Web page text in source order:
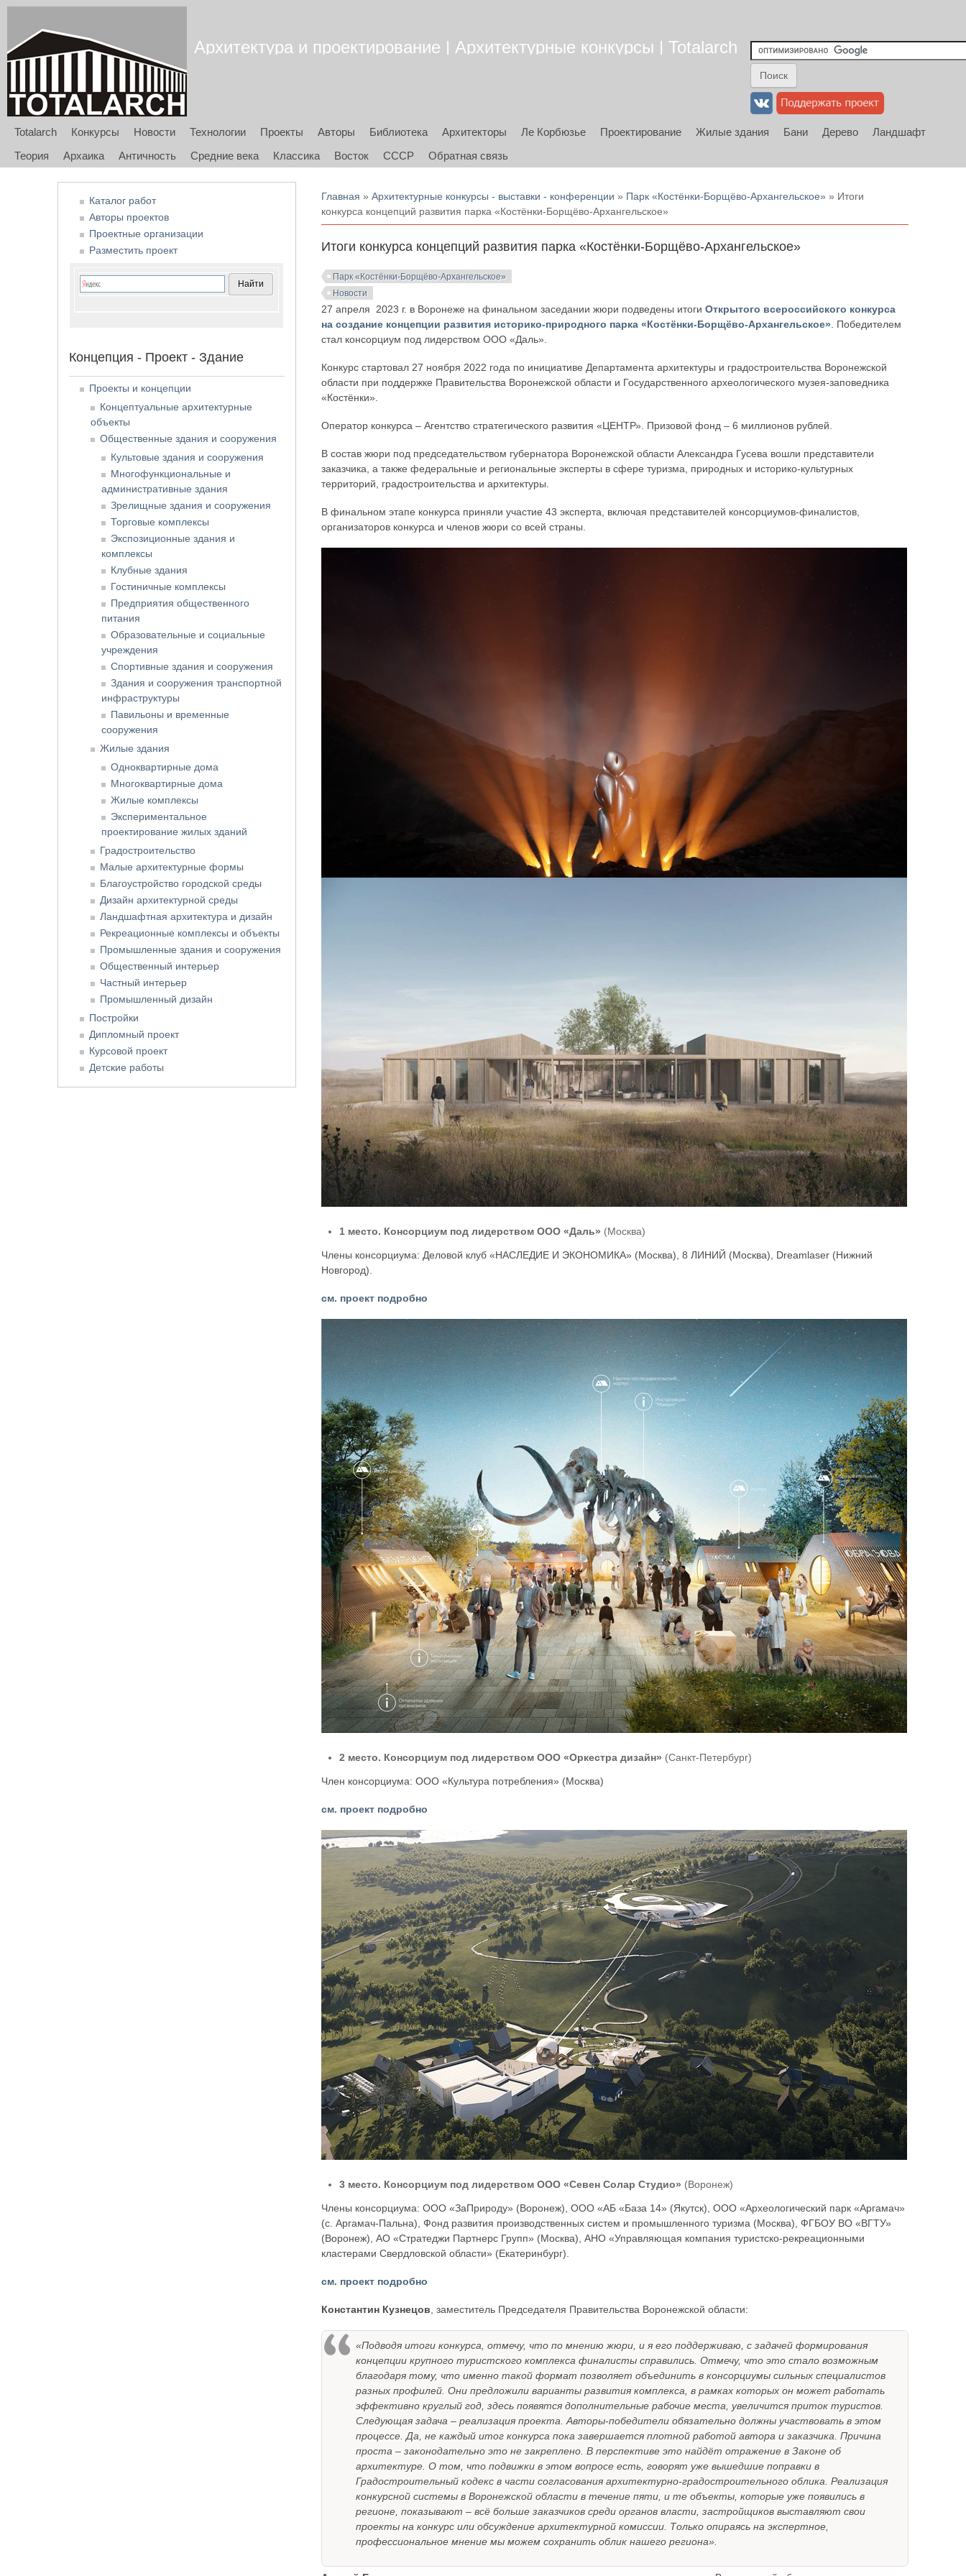
Архитектура и проектирование | Архитектурные конкурсы | Totalarch
Totalarch Конкурсы Новости Технологии Проекты Авторы Библиотека Архитекторы Ле Корбюзье Проектирование Жилые здания Бани Дерево
Ландшафт
Теория
Архаика Античность Средние века Классика Восток СССР Обратная связь
Вы здесь
Главная »Архитектурные конкурсы - выставки - конференции » Парк «Костёнки-Борщёво-Архангельское» » Итоги
конкурса концепций развития парка «Костёнки-Борщёво-Архангельское»
Итоги конкурса концепций развития парка «Костёнки-Борщёво-Архангельское»
Парк «Костёнки-Борщёво-Архангельское»
Новости
27 апреля 2023 г. в Воронеже на финальном заседании жюри подведены итогиОткрытого всероссийского конкурса
на создание концепции развития историко-природного парка «Костёнки-Борщёво-Архангельское» . Победителем
стал консорциум под лидерством ООО «Даль».
Конкурс стартовал 27 ноября 2022 года по инициативе Департамента архитектуры и градостроительства Воронежской
области при поддержке Правительства Воронежской области и Государственного археологического музея-заповедника
«Костёнки».
Оператор конкурса – Агентство стратегического развития «ЦЕНТР». Призовой фонд – 6 миллионов рублей.
В состав жюри под председательством губернатора Воронежской области Александра Гусева вошли представители
заказчика, а также федеральные и региональные эксперты в сфере туризма, природных и историко-культурных
территорий, градостроительства и архитектуры.
В финальном этапе конкурса приняли участие 43 эксперта, включая представителей консорциумов-финалистов,
организаторов конкурса и членов жюри со всей страны.
1 место. Консорциум под лидерством ООО «Даль» (Москва)
Члены консорциума: Деловой клуб «НАСЛЕДИЕ И ЭКОНОМИКА» (Москва), 8 ЛИНИЙ (Москва), Dreamlaser (Нижний
Новгород).
см. проект подробно
2 место. Консорциум под лидерством ООО «Оркестра дизайн» (Санкт-Петербург)
Член консорциума: ООО «Культура потребления» (Москва)
см. проект подробно
3 место. Консорциум под лидерством ООО «Севен Солар Студио» (Воронеж)
Члены консорциума: ООО «ЗаПрироду» (Воронеж), ООО «АБ «База 14» (Якутск), ООО «Археологический парк «Аргамач»
(с. Аргамач-Пальна), Фонд развития производственных систем и промышленного туризма (Москва), ФГБОУ ВО «ВГТУ»
(Воронеж), АО «Стратеджи Партнерс Групп» (Москва), АНО «Управляющая компания туристско-рекреационными
кластерами Свердловской области» (Екатеринбург).
см. проект подробно
Константин Кузнецов , заместитель Председателя Правительства Воронежской области:
«Подводя итоги конкурса, отмечу, что по мнению жюри, и я его поддерживаю, с задачей формирования
концепции крупного туристского комплекса финалисты справились. Отмечу, что это стало возможным
благодаря тому, что именно такой формат позволяет объединить в консорциумы сильных специалистов
разных профилей. Они предложили варианты развития комплекса, в рамках которых он может работать
эффективно круглый год, здесь появятся дополнительные рабочие места, увеличится приток туристов.
Следующая задача – реализация проекта. Авторы-победители обязательно должны участвовать в этом
процессе. Да, не каждый итог конкурса пока завершается плотной работой автора и заказчика. Причина
проста – законодательно это не закреплено. В перспективе это найдёт отражение в Законе об
архитектуре. О том, что подвижки в этом вопросе есть, говорят уже вышедшие поправки в
Градостроительный кодекс в части согласования архитектурно-градостроительного облика. Реализация
конкурсной системы в Воронежской области в течение пяти, и те объекты, которые уже появились в
регионе, показывают – всё больше заказчиков среди органов власти, застройщиков выставляют свои
проекты на конкурс или обсуждение архитектурной комиссии. Только опираясь на экспертное,
профессиональное мнение мы можем сохранить облик нашего региона».
Каталог работ
Авторы проектов
Проектные организации
Разместить проект
Концепция - Проект - Здание
Проекты и концепции
Концептуальные архитектурные
объекты
Общественные здания и сооружения
Культовые здания и сооружения
Многофункциональные и
административные здания
Зрелищные здания и сооружения
Торговые комплексы
Экспозиционные здания и
комплексы
Клубные здания
Гостиничные комплексы
Предприятия общественного
питания
Образовательные и социальные
учреждения
Спортивные здания и сооружения
Здания и сооружения транспортной
инфраструктуры
Павильоны и временные
сооружения
Жилые здания
Одноквартирные дома
Многоквартирные дома
Жилые комплексы
Экспериментальное
проектирование жилых зданий
Градостроительство
Малые архитектурные формы
Благоустройство городской среды
Дизайн архитектурной среды
Ландшафтная архитектура и дизайн
Рекреационные комплексы и объекты
Промышленные здания и сооружения
Общественный интерьер
Частный интерьер
Промышленный дизайн
Постройки
Дипломный проект
Курсовой проект
Детские работы